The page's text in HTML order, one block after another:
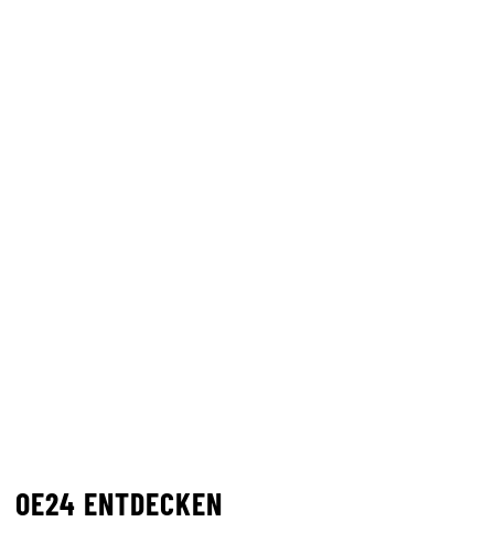
OE24 ENTDECKEN